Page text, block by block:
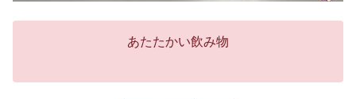
あたたかい飲み物